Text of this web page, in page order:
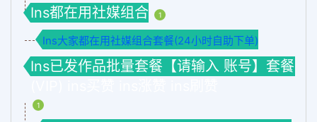
Ins都在用社媒组合 1
Ins大家都在用社媒组合套餐(24小时自助下单)
Ins已发作品批量套餐【请输入 账号】套餐
1